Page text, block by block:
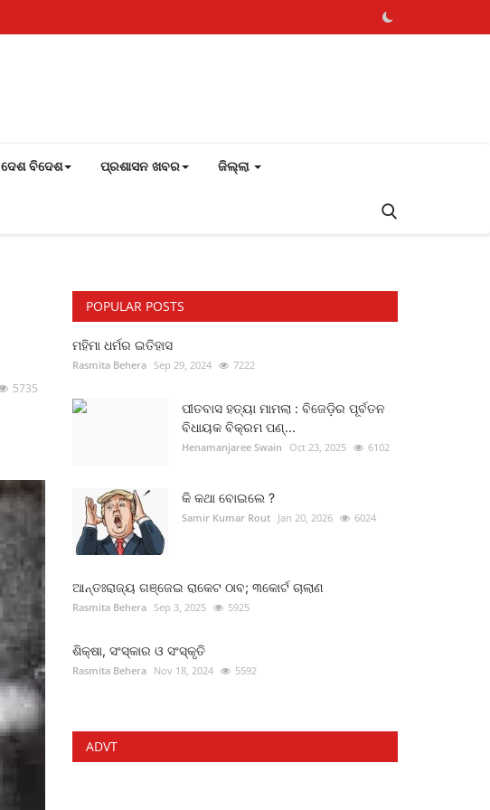
ଦେଶ ବିଦେଶ ପ୍ରଶାସନ ଖବର ଜିଲ୍ଲା
5735
POPULAR POSTS
ମହିମା ଧର୍ମର ଇତିହାସ
Rasmita Behera Sep 29, 2024 7222
ପୀତବାସ ହତ୍ୟା ମାମଲା : ବିଜେଡ଼ିର ପୂର୍ବତନ
ବିଧାୟକ ବିକ୍ରମ ପଣ୍...
Henamanjaree Swain Oct 23, 2025 6102
କି କଥା ବୋଇଲେ ?
Samir Kumar Rout Jan 20, 2026 6024
ଆନ୍ତଃରାଜ୍ୟ ଗଞ୍ଜେଇ ରାକେଟ ଠାବ; ୩କୋର୍ଟ ଚାଲାଣ
Rasmita Behera Sep 3, 2025 5925
ଶିକ୍ଷା, ସଂସ୍କାର ଓ ସଂସ୍କୃତି
Rasmita Behera Nov 18, 2024 5592
ADVT